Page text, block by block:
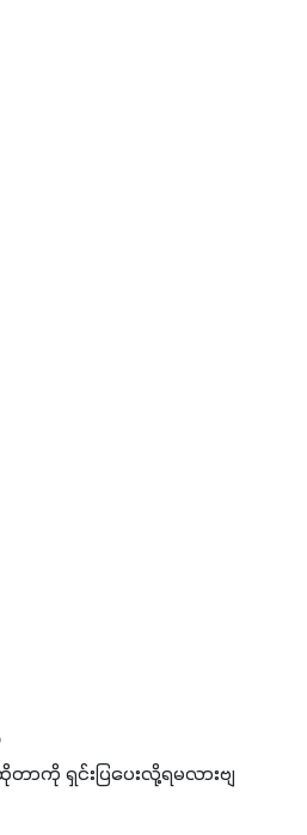
ကို ရှင်းပြပေးလို့ရမလားဗျ